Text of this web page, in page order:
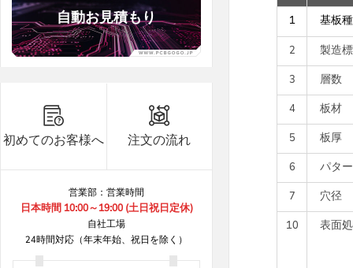
自動お見積もり
初めてのお客様へ 注文の流れ
営業部：営業時間
日本時間 10:00～19:00 (土日祝日定休)
自社工場
24時間対応（年末年始、祝日を除く）
5
B8***1A
B8***1A
B6***3A
8.9
15
8.9
5
B8***0A
8.9
5
1
基板
2
製造
3
層数
4
板材
5
板厚
6
パタ
7
穴径
10
表面